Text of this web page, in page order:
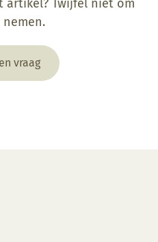
artikel? Twijfel niet om
vraag